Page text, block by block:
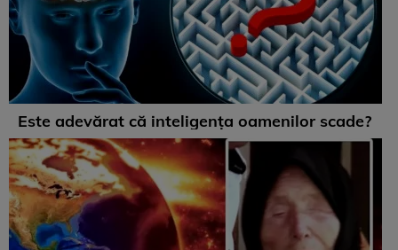
Este adevărat că inteligența oamenilor scade?